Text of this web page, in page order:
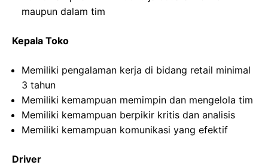
maupun dalam tim
Kepala Toko
Memiliki pengalaman kerja di bidang retail minimal
3 tahun
Memiliki kemampuan memimpin dan mengelola tim
Memiliki kemampuan berpikir kritis dan analisis
Memiliki kemampuan komunikasi yang efektif
Driver